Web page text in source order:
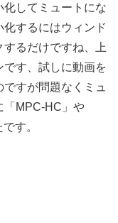
してミュートにな
するにはウィンド
るだけですね、上
す、試しに動画を
すが問題なくミュ
「MPC-HC」や
す。